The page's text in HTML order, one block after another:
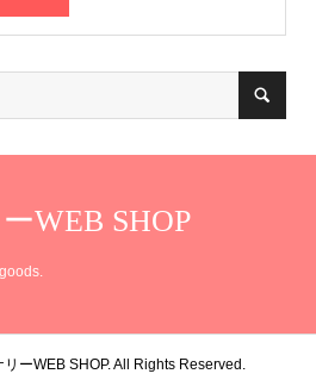
WEB SHOP
リーWEB SHOP. All Rights Reserved.